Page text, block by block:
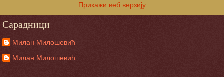
Прикажи веб верзију
Сарадници
Милан Милошевић
Милан Милошевић